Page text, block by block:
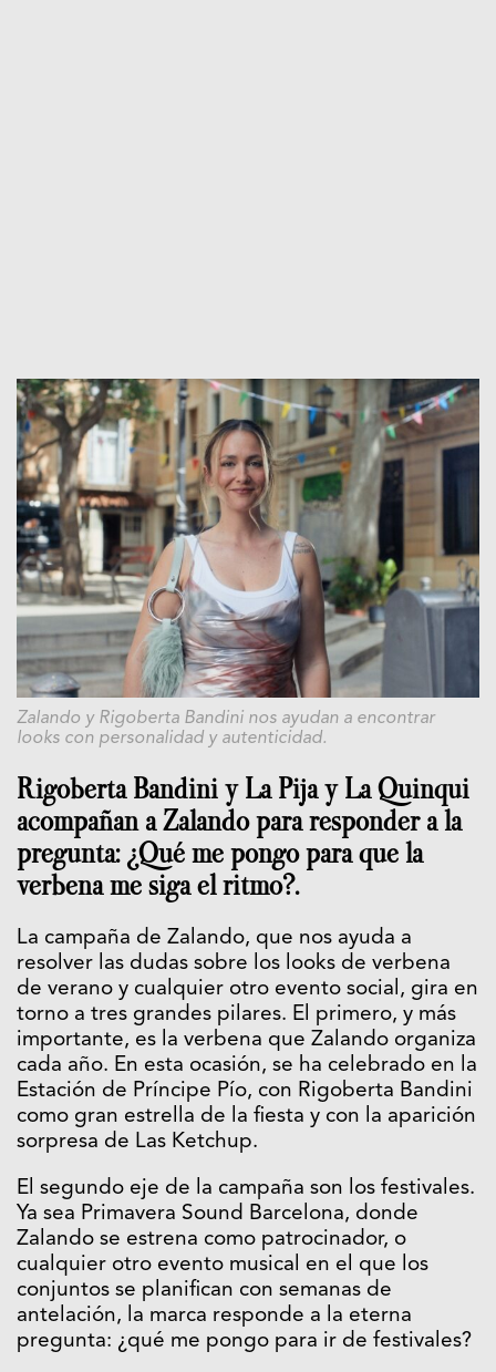
Zalando y Rigoberta Bandini nos ayudan a encontrar
looks con personalidad y autenticidad.
Rigoberta Bandini y La Pija y La Quinqui
acompañan a Zalando para responder a la
pregunta: ¿Qué me pongo para que la
verbena me siga el ritmo?.
La campaña de Zalando, que nos ayuda a
resolver las dudas sobre los looks de verbena
de verano y cualquier otro evento social, gira en
torno a tres grandes pilares. El primero, y más
importante, es la verbena que Zalando organiza
cada año. En esta ocasión, se ha celebrado en la
Estación de Príncipe Pío, con Rigoberta Bandini
como gran estrella de la fiesta y con la aparición
sorpresa de Las Ketchup.
El segundo eje de la campaña son los festivales.
Ya sea Primavera Sound Barcelona, donde
Zalando se estrena como patrocinador, o
cualquier otro evento musical en el que los
conjuntos se planifican con semanas de
antelación, la marca responde a la eterna
pregunta: ¿qué me pongo para ir de festivales?